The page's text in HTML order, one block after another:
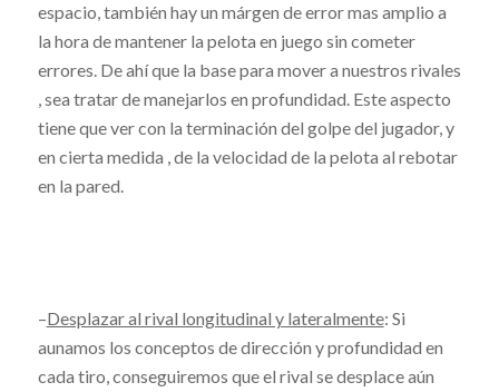
espacio, también hay un márgen de error mas amplio a
la hora de mantener la pelota en juego sin cometer
errores. De ahí que la base para mover a nuestros rivales
, sea tratar de manejarlos en profundidad. Este aspecto
tiene que ver con la terminación del golpe del jugador, y
en cierta medida , de la velocidad de la pelota al rebotar
en la pared.
–Desplazar al rival longitudinal y lateralmente: Si
aunamos los conceptos de dirección y profundidad en
cada tiro, conseguiremos que el rival se desplace aún